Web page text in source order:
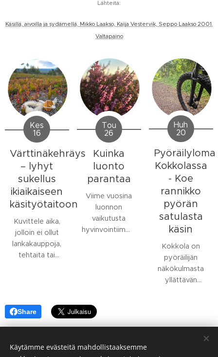
Lähteitä:
Käsillä, aivoilla ja sydämellä, Mikko Laakso, Kaija Vestervik, Seppo Laakso 2001.
Valtapaino
Kes
16
Värttinäkehräys
– lyhyt
sukellus
ikiaikaiseen
käsityötaitoon
Kuvittele aika,
jolloin ei ollut
lankakauppoja,
tehtaita tai
verkko alkoi
langaksi käsin.
Tou
26
Kuinka
luonto
parantaa
Viime vuosina
luonnon
vaikutusta
hyvinvointiimme
luonto ei ole
meille vain
Huh
20
Pyöräilyloma
Kokkolassa
- Koe
rannikko
pyörän
satulasta
käsin
Kokkola on
pyöräilijän
näkökulmasta
yllättävän
pyörätieverkostot
Share
Käytämme evästeitä mahdollistaaksemme